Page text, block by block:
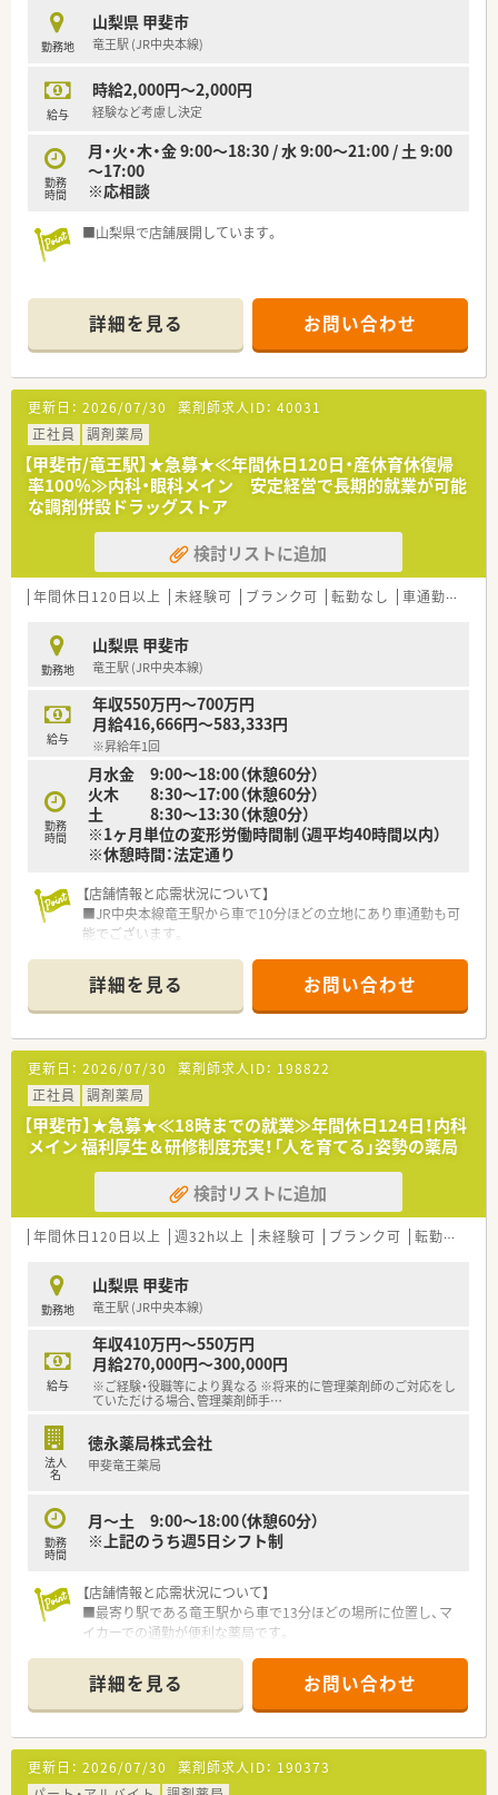
■本部所属のラウンダー薬剤師がいるため、急なお休みなども相
談しやすい体制です。
■山梨県内で17店舗の調剤薬局を展開し、居宅介護支援事業所
も運営しています。
積極的に取り組んでいます。
■社長自身も薬剤師として現場に立つため、従業員の意見を尊重
する風土があります。
勤務地
山梨県 甲斐市
竜王駅 (JR中央本線)
給与
時給2,000円～2,000円
経験など考慮し決定
勤務
時間
月・火・木・金 9:00～18:30 / 水 9:00～21:00 / 土 9:00
～17:00
※応相談
■山梨県で店舗展開しています。
詳細を見る お問い合わせ
更新日： 2026/07/30 薬剤師求人ID： 40031
正社員
調剤薬局
【甲斐市/竜王駅】★急募★≪年間休日120日・産休育休復帰
率100％≫内科・眼科メイン 安定経営で長期的就業が可能
な調剤併設ドラッグストア
検討リストに追加
年間休日120日以上 未経験可 ブランク可 転勤なし 車通勤可
勤務地
山梨県 甲斐市
竜王駅 (JR中央本線)
給与
年収550万円～700万円
月給416,666円～583,333円
※昇給年1回
勤務
時間
月水金 9:00～18:00（休憩60分）
火木 8:30～17:00（休憩60分）
土 8:30～13:30（休憩0分）
※1ヶ月単位の変形労働時間制（週平均40時間以内）
※休憩時間：法定通り
【店舗情報と応需状況について】
■JR中央本線竜王駅から車で10分ほどの立地にあり車通勤も可
能でございます。
比較的ゆとりをもって働ける環境です。
■主な応需医療機関は田辺眼科クリニックであり眼科領域の専
門性を高めることができます。
■ご経験に応じて年収500万円から700万円の提示が可能で非常
に魅力的でございます。
【法人特徴について】
■長野県と山梨県を中心に調剤専門薬局とOTC店舗をバランス
良く展開する企業です。
■地域の健康を様々な視点からサポートするためレストランや
スパ、ジムも経営しています。
■かかりつけ薬局・ドラッグストアとして地域の健康に貢献し名
前で呼ばれる薬剤師を目指しています。
■年間休日120日以上と十分に休日を確保できるため仕事とプ
【職場環境と雰囲気】
■産休の取得率が100％であり、育児休暇からの復帰率も驚異の
100％と働きやすい環境です。
■男性の育児休暇取得実績も複数あり性別を問わず育児と仕事
の両立をサポートしています。
■機械化を推奨しており自社開発のAIアプリなどの最新システ
【想定されるキャリアイメージ】
■認定薬剤師資格の取得を会社全額負担で支援し専門性を高め
■毎月製薬メーカーを講師に招いた勉強会が実施され最新の知
識を継続的に学べます。
■地域の健康に貢献する薬剤師として地域住民からの信頼を得
詳細を見る お問い合わせ
更新日： 2026/07/30 薬剤師求人ID： 198822
正社員
調剤薬局
【甲斐市】★急募★≪18時までの就業≫年間休日124日！内科
メイン 福利厚生＆研修制度充実！「人を育てる」姿勢の薬局
検討リストに追加
年間休日120日以上 週32h以上 未経験可 ブランク可 転勤なし
勤務地
山梨県 甲斐市
竜王駅 (JR中央本線)
給与
年収410万円～550万円
月給270,000円～300,000円
※ご経験・役職等により異なる ※将来的に管理薬剤師のご対応をし
ていただける場合、管理薬剤師手…
法人
名
徳永薬局株式会社
甲斐竜王薬局
勤務
時間
月～土 9:00～18:00（休憩60分）
※上記のうち週5日シフト制
【店舗情報と応需状況について】
■最寄り駅である竜王駅から車で13分ほどの場所に位置し、マ
イカーでの通勤が便利な薬局です。
方箋枚数は1日20枚程度です。
■薬剤師1名と事務員3名体制で、落ち着いた環境で丁寧な患者
様対応を実践しています。
【法人特徴について】
■東京と神奈川を中心にドミナント戦略で店舗展開し、地域に根
詳細を見る お問い合わせ
更新日： 2026/07/30 薬剤師求人ID： 190373